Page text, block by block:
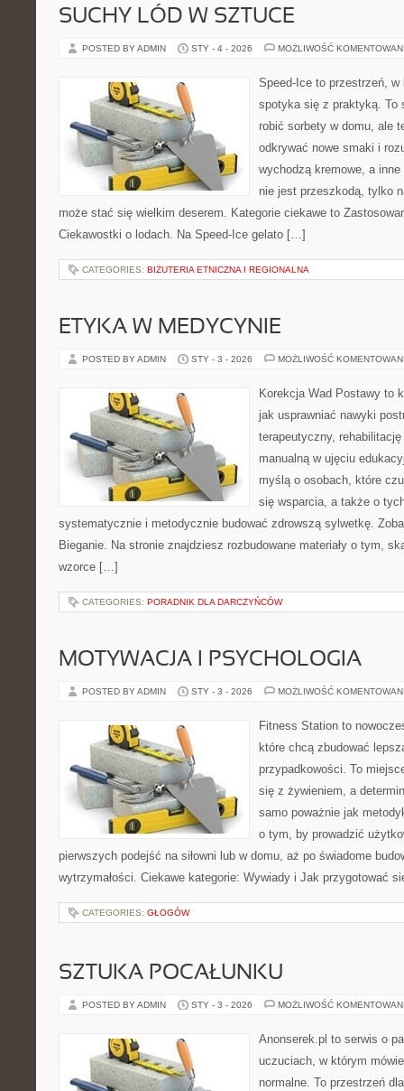
SUCHY LÓD W SZTUCE
POSTED BY ADMIN STY - 4 - 2026 MOŻLIWOŚĆ
Speed-Ice to przestrzeń, w
spotyka się z praktyką. To
robić sorbety w domu, ale
odkrywać nowe smaki i
wychodzą kremowe, a
nie jest przeszkodą, tylko
może stać się wielkim deserem. Kategorie ciekawe to
Ciekawostki o lodach. Na Speed-Ice gelato […]
CATEGORIES: BIŻUTERIA ETNICZNA I REGIONALNA
ETYKA W MEDYCYNIE
POSTED BY ADMIN STY - 3 - 2026 MOŻLIWOŚĆ
Korekcja Wad Postawy to
jak usprawniać nawyki
terapeutyczny,
manualną w ujęciu
myślą o osobach, które
się wsparcia, a także o
systematycznie i metodycznie budować zdrowszą sylwetkę.
Bieganie. Na stronie znajdziesz rozbudowane materiały o tym,
wzorce […]
CATEGORIES: PORADNIK DLA DARCZYŃCÓW
MOTYWACJA I PSYCHOLOGIA
POSTED BY ADMIN STY - 3 - 2026 MOŻLIWOŚĆ
Fitness Station to
które chcą zbudować
przypadkowości. To
się z żywieniem, a
samo poważnie jak
o tym, by prowadzić
pierwszych podejść na siłowni lub w domu, aż po świadome
wytrzymałości. Ciekawe kategorie: Wywiady i Jak przygotować
CATEGORIES: GŁOGÓW
SZTUKA POCAŁUNKU
POSTED BY ADMIN STY - 3 - 2026 MOŻLIWOŚĆ
Anonserek.pl to serwis o
uczuciach, w którym
normalne. To przestrzeń